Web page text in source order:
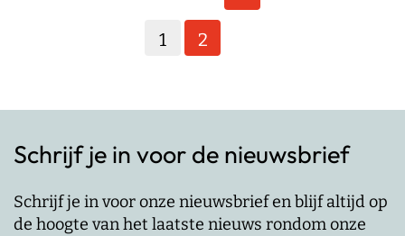
1 2
Schrijf je in voor de nieuwsbrief
Schrijf je in voor onze nieuwsbrief en blijf altijd op
de hoogte van het laatste nieuws rondom onze